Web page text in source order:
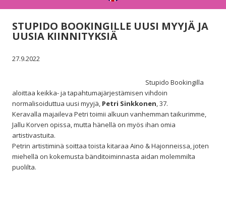
STUPIDO BOOKINGILLE UUSI MYYJÄ JA
UUSIA KIINNITYKSIÄ
27.9.2022
Stupido Bookingilla
aloittaa keikka- ja tapahtumajärjestämisen vihdoin
normalisoiduttua uusi myyjä, Petri Sinkkonen, 37.
Keravalla majaileva Petri toimii alkuun vanhemman taikurimme,
Jallu Korven opissa, mutta hänellä on myös ihan omia
artistivastuita.
Petrin artistiminä soittaa toista kitaraa Aino & Hajonneissa, joten
miehellä on kokemusta bänditoiminnasta aidan molemmilta
puolilta.